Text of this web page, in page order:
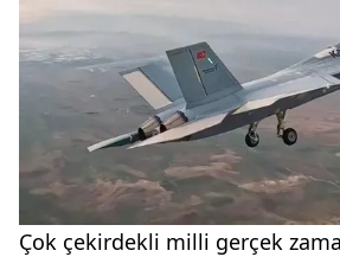
Çok çekirdekli milli gerçek